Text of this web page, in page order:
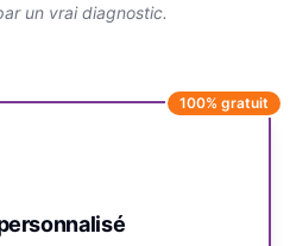
un vrai diagnostic.
100% gratuit